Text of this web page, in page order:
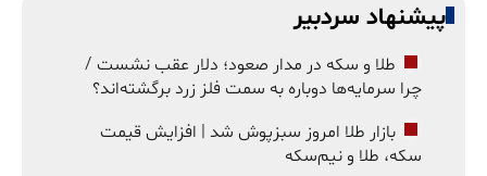
پیشنهاد سردبیر
طلا و سکه در مدار صعود؛ دلار عقب نشست /
چرا سرمایه‌ها دوباره به سمت فلز زرد برگشته‌اند؟
بازار طلا امروز سبزپوش شد | افزایش قیمت
سکه، طلا و نیم‌سکه